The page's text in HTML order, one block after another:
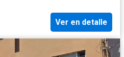
Ver en detalle